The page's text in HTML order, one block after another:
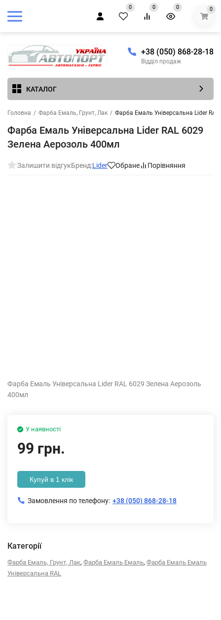
0 0 0 0
+38 (050) 868-28-18
Відділ продаж
КАТАЛОГ
Головна / Фарба Емаль, Грунт, Лак / Фарба Емаль Універсальна Lider
Фарба Емаль Універсальна Lider RAL 6029
Зелена Аерозоль 400мл
Залишити відгукБренд:Lider Обране Порівняння
Фарба Емаль Універсальна Lider RAL 6029 Зелена Аерозоль
400мл
У наявності
99 грн.
Купуй в 1 клік
Замовлення по телефону: +38 (050) 868-28-18
Категорії
Фарба Емаль, Грунт, Лак, Фарба Емаль Емаль, Фарба Емаль Емаль
Універсальна RAL